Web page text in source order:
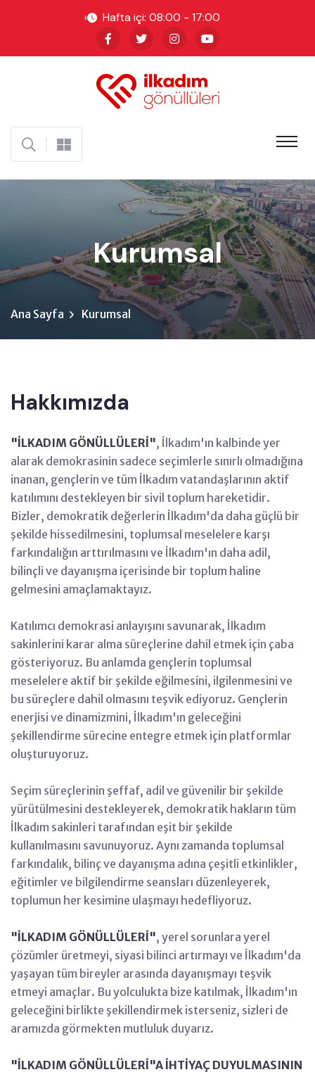
Hafta içi: 08:00 - 17:00
Kurumsal
Ana Sayfa Kurumsal
Hakkımızda
"İLKADIM GÖNÜLLÜLERİ", İlkadım'ın kalbinde yer
alarak demokrasinin sadece seçimlerle sınırlı olmadığına
inanan, gençlerin ve tüm İlkadım vatandaşlarının aktif
katılımını destekleyen bir sivil toplum hareketidir.
Bizler, demokratik değerlerin İlkadım'da daha güçlü bir
şekilde hissedilmesini, toplumsal meselelere karşı
farkındalığın arttırılmasını ve İlkadım'ın daha adil,
bilinçli ve dayanışma içerisinde bir toplum haline
gelmesini amaçlamaktayız.
Katılımcı demokrasi anlayışını savunarak, İlkadım
sakinlerini karar alma süreçlerine dahil etmek için çaba
gösteriyoruz. Bu anlamda gençlerin toplumsal
meselelere aktif bir şekilde eğilmesini, ilgilenmesini ve
bu süreçlere dahil olmasını teşvik ediyoruz. Gençlerin
enerjisi ve dinamizmini, İlkadım'ın geleceğini
şekillendirme sürecine entegre etmek için platformlar
oluşturuyoruz.
Seçim süreçlerinin şeffaf, adil ve güvenilir bir şekilde
yürütülmesini destekleyerek, demokratik hakların tüm
İlkadım sakinleri tarafından eşit bir şekilde
kullanılmasını savunuyoruz. Aynı zamanda toplumsal
farkındalık, bilinç ve dayanışma adına çeşitli etkinlikler,
eğitimler ve bilgilendirme seansları düzenleyerek,
toplumun her kesimine ulaşmayı hedefliyoruz.
"İLKADIM GÖNÜLLÜLERİ", yerel sorunlara yerel
çözümler üretmeyi, siyasi bilinci artırmayı ve İlkadım'da
yaşayan tüm bireyler arasında dayanışmayı teşvik
etmeyi amaçlar. Bu yolculukta bize katılmak, İlkadım'ın
geleceğini birlikte şekillendirmek isterseniz, sizleri de
aramızda görmekten mutluluk duyarız.
"İLKADIM GÖNÜLLÜLERİ"A İHTİYAÇ DUYULMASININ